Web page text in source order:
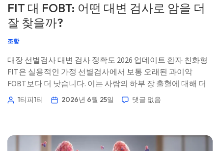
FIT 대 FOBT: 어떤 대변 검사로 암을 더
잘 찾을까?
조항
대장 선별검사 대변 검사 정확도 2026 업데이트 환자 친화형
FIT은 실용적인 가정 선별검사에서 보통 오래된 과이악
FOBT보다 더 낫습니다. 이는 사람의 하부 장 출혈에 대해 더
특이적이며, 대개 한 번의 샘플만 필요하기 때문입니다. 더 큰
1티피1티 2026년 6월 25일 댓글 없음